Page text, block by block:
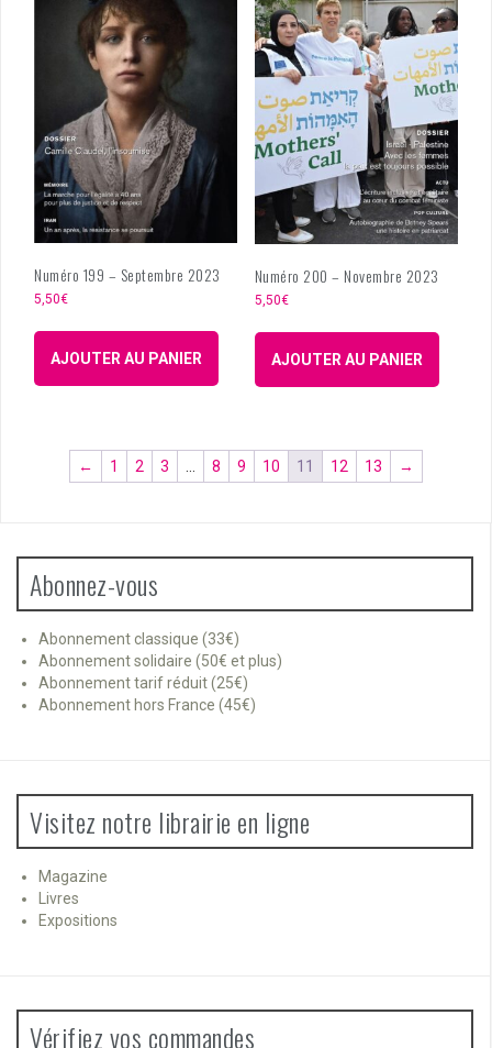
Numéro 199 – Septembre 2023
5,50€
AJOUTER AU PANIER
Numéro 200 – Novembre 2023
5,50€
AJOUTER AU PANIER
← 1 2 3 8 9 10 11 12 13 →
Abonnez-vous
Abonnement classique (33€)
Abonnement solidaire (50€ et plus)
Abonnement tarif réduit (25€)
Abonnement hors France (45€)
Visitez notre librairie en ligne
Magazine
Livres
Expositions
Vérifiez vos commandes